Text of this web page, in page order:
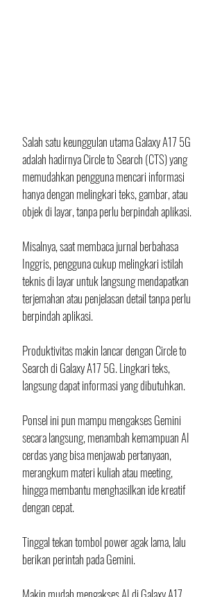
Salah satu keunggulan utama Galaxy A17 5G
adalah hadirnya Circle to Search (CTS) yang
memudahkan pengguna mencari informasi
hanya dengan melingkari teks, gambar, atau
objek di layar, tanpa perlu berpindah aplikasi.
Misalnya, saat membaca jurnal berbahasa
Inggris, pengguna cukup melingkari istilah
teknis di layar untuk langsung mendapatkan
terjemahan atau penjelasan detail tanpa perlu
berpindah aplikasi.
Produktivitas makin lancar dengan Circle to
Search di Galaxy A17 5G. Lingkari teks,
langsung dapat informasi yang dibutuhkan.
Ponsel ini pun mampu mengakses Gemini
secara langsung, menambah kemampuan AI
cerdas yang bisa menjawab pertanyaan,
merangkum materi kuliah atau meeting,
hingga membantu menghasilkan ide kreatif
dengan cepat.
Tinggal tekan tombol power agak lama, lalu
berikan perintah pada Gemini.